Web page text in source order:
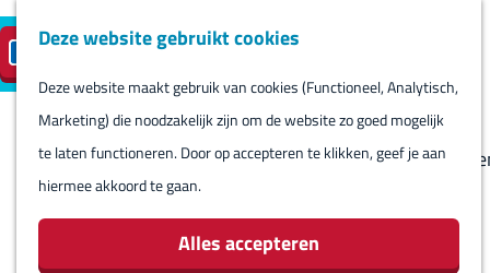
Deze website gebruikt cookies
Deze website maakt gebruik van cookies (Functioneel, Analytisch,
Marketing) die noodzakelijk zijn om de website zo goed mogelijk
te laten functioneren. Door op accepteren te klikken, geef je aan
hiermee akkoord te gaan.
Alles accepteren
S
e
l
e
c
t
NL
M
e
n
u
Reserveren
a
c
k
Agenda
Winkels
Eten en drinken
Routes